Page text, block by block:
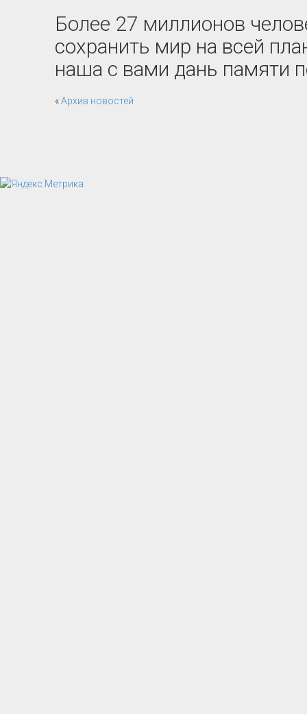
Более 27 миллионов
сохранить мир на всей
наша с вами дань памяти
«Архив новостей